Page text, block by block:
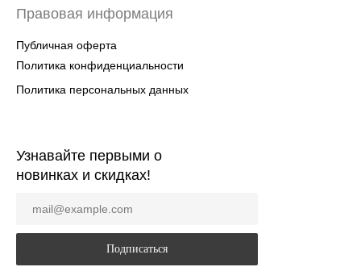
Правовая информация
Политика персональных данных
Политика конфиденциальности
Публичная оферта
Узнавайте первыми о
новинках и скидках!
Подписаться